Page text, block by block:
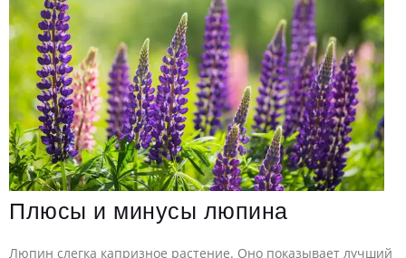
Плюсы и минусы люпина
Люпин слегка капризное растение. Оно показывает лучший